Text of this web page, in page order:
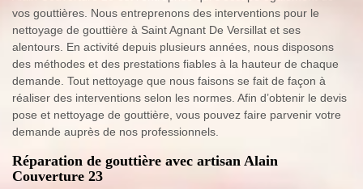
vos gouttières. Nous entreprenons des interventions pour le
nettoyage de gouttière à Saint Agnant De Versillat et ses
alentours. En activité depuis plusieurs années, nous disposons
des méthodes et des prestations fiables à la hauteur de chaque
demande. Tout nettoyage que nous faisons se fait de façon à
réaliser des interventions selon les normes. Afin d’obtenir le devis
pose et nettoyage de gouttière, vous pouvez faire parvenir votre
demande auprès de nos professionnels.
Réparation de gouttière avec artisan Alain
Couverture 23